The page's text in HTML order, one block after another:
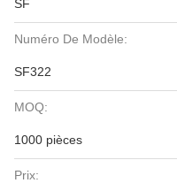
SF
Numéro De Modèle:
SF322
MOQ:
1000 pièces
Prix: